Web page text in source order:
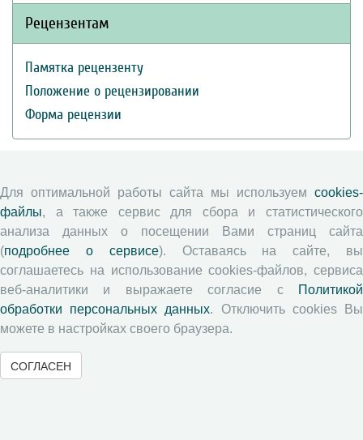
Рецензентам
Памятка рецензенту
Положение о рецензировании
Форма рецензии
Экономические и социальные перемены
Проблемы развития территории
Вопросы территориального развития
Социальное пространство
Юный экономист
АгроЗооТехника
Для оптимальной работы сайта мы используем cookies-
файлы, а также сервис для сбора и статистического
анализа данных о посещении Вами страниц сайта
(подробнее о сервисе). Оставаясь на сайте, вы
соглашаетесь на использование cookies-файлов, сервиса
веб-аналитики и выражаете согласие с
Политикой
обработки персональных данных. Отключить cookies Вы
можете в настройках своего браузера.
СОГЛАСЕН